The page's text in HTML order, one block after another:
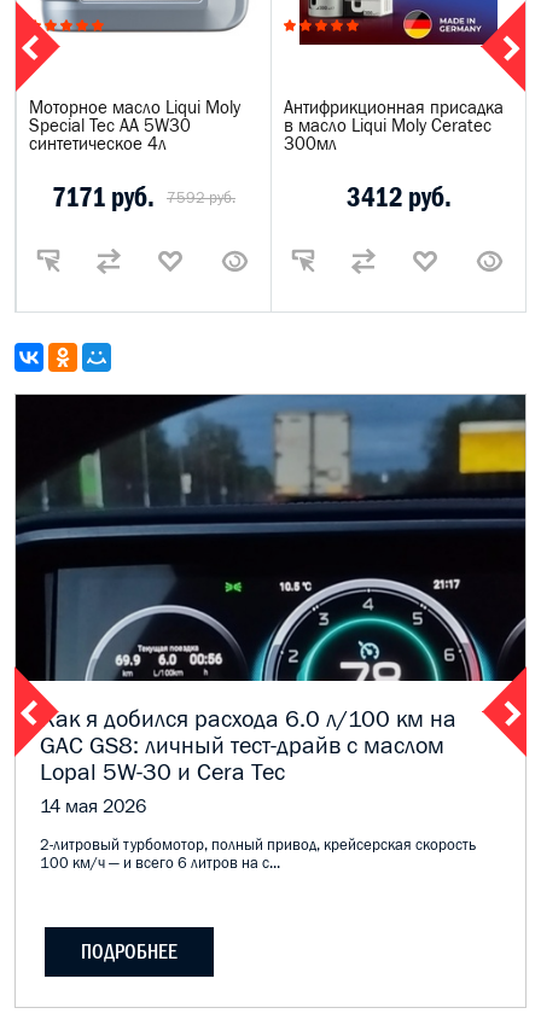
Моторное масло Liqui Moly
Special Tec AA 5W30
синтетическое 4л
7171 руб. 7592 руб.
Антифрикционная присадка
в масло Liqui Moly Ceratec
300мл
3412 руб.
Как я добился расхода 6.0 л/100 км на
GAC GS8: личный тест-драйв с маслом
Lopal 5W-30 и Cera Tec
14 мая 2026
2-литровый турбомотор, полный привод, крейсерская скорость
100 км/ч — и всего 6 литров на с...
ПОДРОБНЕЕ